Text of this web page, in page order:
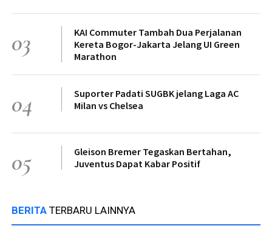
03
KAI Commuter Tambah Dua Perjalanan
Kereta Bogor-Jakarta Jelang UI Green
Marathon
04
Suporter Padati SUGBK jelang Laga AC
Milan vs Chelsea
05
Gleison Bremer Tegaskan Bertahan,
Juventus Dapat Kabar Positif
BERITA TERBARU LAINNYA